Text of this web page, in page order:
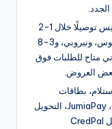
يوفر جوميا إكسبريس توصيلًا خلال 1-2
يوم في المدن الكبرى مثل القاهرة، لاغوس، ونيروبي، و3-8
متاح للطلبات فوق
بطاقات
الائتمان/الخصم (Visa، Mastercard)، JumiaPay، التحويل
البنكي، والدفع بالتقسيط عبر شركاء مثل CredPal